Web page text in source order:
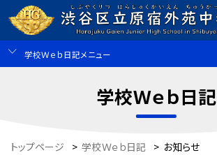
学校Ｗｅｂ日記メニュー
学校Ｗｅｂ日記
トップページ > 学校Ｗｅｂ日記 > お知らせ